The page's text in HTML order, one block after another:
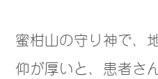
蜜柑山の守り神で、
仰が厚いと、患者さ